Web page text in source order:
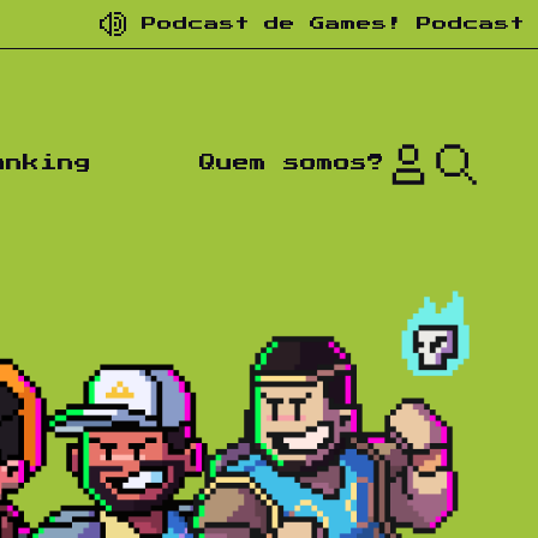
de Games! Podcast de
Quem somos?